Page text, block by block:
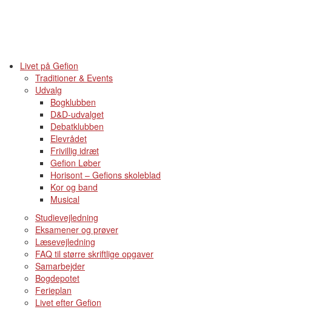
Livet på Gefion
Traditioner & Events
Udvalg
Bogklubben
D&D-udvalget
Debatklubben
Elevrådet
Frivillig idræt
Gefion Løber
Horisont – Gefions skoleblad
Kor og band
Musical
Studievejledning
Eksamener og prøver
Læsevejledning
FAQ til større skriftlige opgaver
Samarbejder
Bogdepotet
Ferieplan
Livet efter Gefion